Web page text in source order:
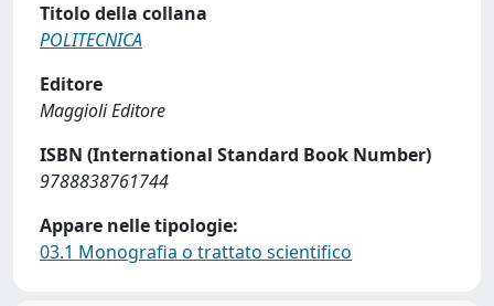
Titolo della collana
POLITECNICA
Editore
Maggioli Editore
ISBN (International Standard Book Number)
9788838761744
Appare nelle tipologie:
03.1 Monografia o trattato scientifico